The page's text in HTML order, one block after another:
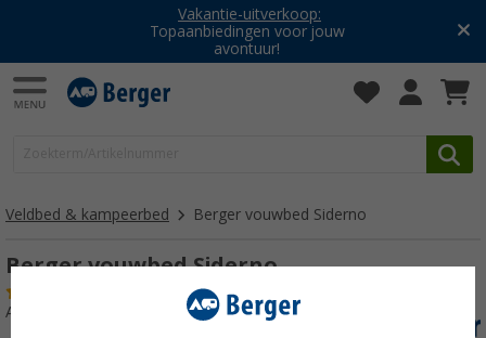
Vakantie-uitverkoop:
Topaanbiedingen voor jouw
avontuur!
Veldbed & kampeerbed Berger vouwbed Siderno
Berger vouwbed Siderno
Artikelnr: 732260